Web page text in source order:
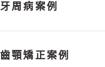
牙周病案例
齒顎矯正案例